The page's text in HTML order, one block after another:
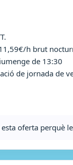
h brut
de 13:30
de jornada de
oferta perquè